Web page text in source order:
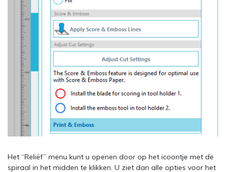
Het “Reliëf” menu kunt u openen door op het icoontje met de
spiraal in het midden te klikken. U ziet dan alle opties voor het